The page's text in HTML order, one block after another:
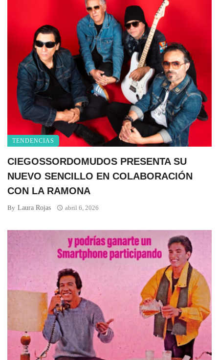
TENDENCIAS
CIEGOSSORDOMUDOS PRESENTA SU
NUEVO SENCILLO EN COLABORACIÓN
CON LA RAMONA
By Laura Rojas abril 6, 2026